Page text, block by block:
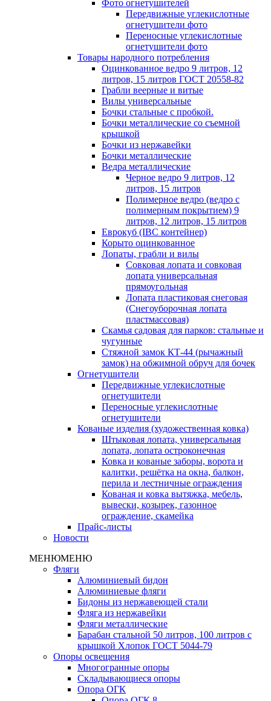
Фото огнетушителей
Передвижные углекислотные
огнетушители фото
Переносные углекислотные
огнетушители фото
Товары народного потребления
Оцинкованное ведро 9 литров, 12
литров, 15 литров ГОСТ 20558-82
Грабли веерные и витые
Вилы универсальные
Бочки стальные с пробкой.
Бочки металлические со съемной
крышкой
Бочки из нержавейки
Бочки металлические
Ведра металлические
Черное ведро 9 литров, 12
литров, 15 литров
Полимерное ведро (ведро с
полимерным покрытием) 9
литров, 12 литров, 15 литров
Еврокуб (IBC контейнер)
Корыто оцинкованное
Лопаты, грабли и вилы
Совковая лопата и совковая
лопата универсальная
прямоугольная
Лопата пластиковая снеговая
(Снегоуборочная лопата
пластмассовая)
Скамья садовая для парков: стальные и
чугунные
Стяжной замок КТ-44 (рычажный
замок) на обжимной обруч для бочек
Огнетушители
Передвижные углекислотные
огнетушители
Переносные углекислотные
огнетушители
Кованые изделия (художественная ковка)
Штыковая лопата, универсальная
лопата, лопата остроконечная
Ковка и кованые заборы, ворота и
калитки, решётка на окна, балкон,
перила и лестничные ограждения
Кованая и ковка вытяжка, мебель,
вывески, козырек, газонное
ограждение, скамейка
Прайс-листы
Новости
МЕНЮМЕНЮ
Фляги
Алюминиевый бидон
Алюминиевые фляги
Бидоны из нержавеющей стали
Фляга из нержавейки
Фляги металлические
Барабан стальной 50 литров, 100 литров с
крышкой Хлопок ГОСТ 5044-79
Опоры освещения
Многогранные опоры
Складывающиеся опоры
Опора ОГК